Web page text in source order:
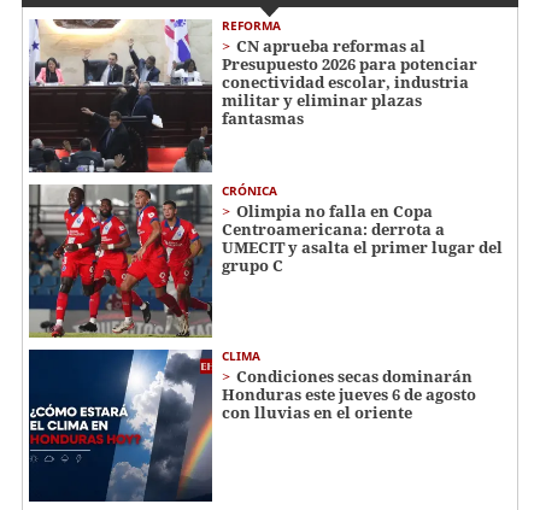
REFORMA
CN aprueba reformas al
Presupuesto 2026 para potenciar
conectividad escolar, industria
militar y eliminar plazas
fantasmas
CRÓNICA
Olimpia no falla en Copa
Centroamericana: derrota a
UMECIT y asalta el primer lugar del
grupo C
CLIMA
Condiciones secas dominarán
Honduras este jueves 6 de agosto
con lluvias en el oriente